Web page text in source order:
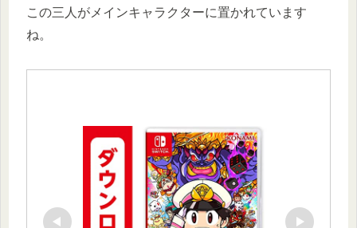
この三人がメインキャラクターに置かれています
ね。